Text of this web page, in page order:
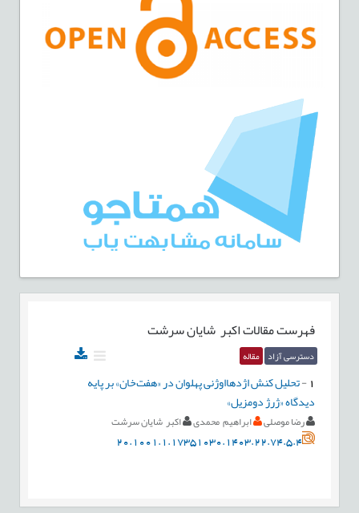
فهرست مقالاتاکبر شایان سرشت
دسترسی آزاد مقاله
-تحلیل کنش اژدهااوژنی پهلوان در «هفت‌خان» بر پایه
دیدگاه «ژرژ دومزیل»
رضا موصلی ابراهیم محمدی اکبر شایان سرشت
20.1001.1.17351030.1403.22.74.5.4